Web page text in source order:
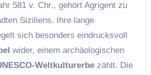
581 v. Chr., gehört Agrigent zu
Siziliens. Ihre lange
sich besonders eindrucksvoll
wider, einem archäologischen
Weltkulturerbezählt. Die